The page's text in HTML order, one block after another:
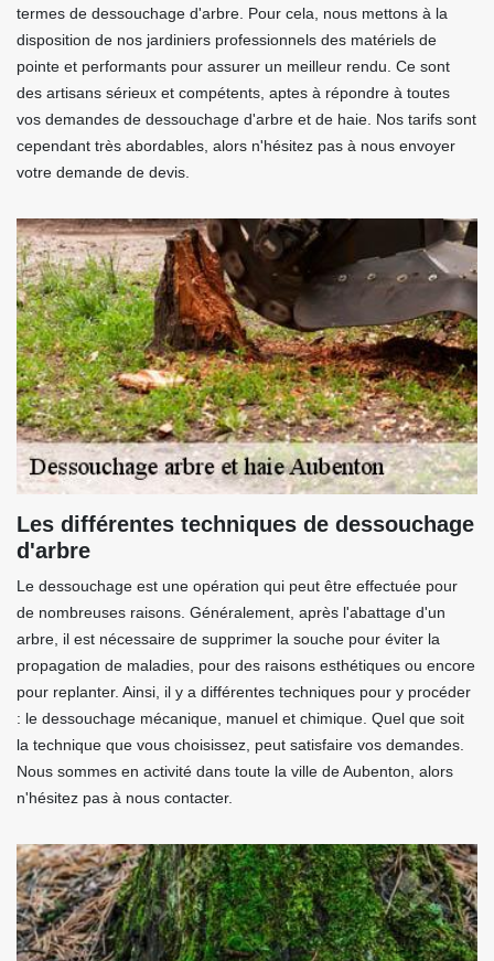
termes de dessouchage d'arbre. Pour cela, nous mettons à la
disposition de nos jardiniers professionnels des matériels de
pointe et performants pour assurer un meilleur rendu. Ce sont
des artisans sérieux et compétents, aptes à répondre à toutes
vos demandes de dessouchage d'arbre et de haie. Nos tarifs sont
cependant très abordables, alors n'hésitez pas à nous envoyer
votre demande de devis.
Les différentes techniques de dessouchage
d'arbre
Le dessouchage est une opération qui peut être effectuée pour
de nombreuses raisons. Généralement, après l'abattage d'un
arbre, il est nécessaire de supprimer la souche pour éviter la
propagation de maladies, pour des raisons esthétiques ou encore
pour replanter. Ainsi, il y a différentes techniques pour y procéder
: le dessouchage mécanique, manuel et chimique. Quel que soit
la technique que vous choisissez, peut satisfaire vos demandes.
Nous sommes en activité dans toute la ville de Aubenton, alors
n'hésitez pas à nous contacter.